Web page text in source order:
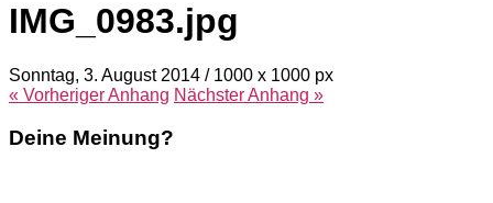
IMG_0983.jpg
Sonntag, 3. August 2014 / 1000 x 1000 px
« VorherigerAnhang NächsterAnhang »
Deine Meinung?